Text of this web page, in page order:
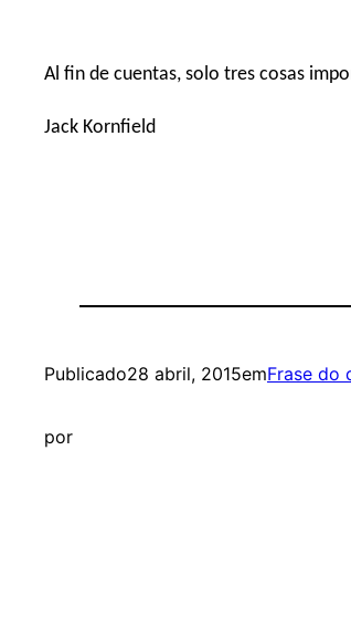
Al fin de cuentas, solo tres cosas
Jack Kornfield
Publicado28 abril, 2015emFrase do
por